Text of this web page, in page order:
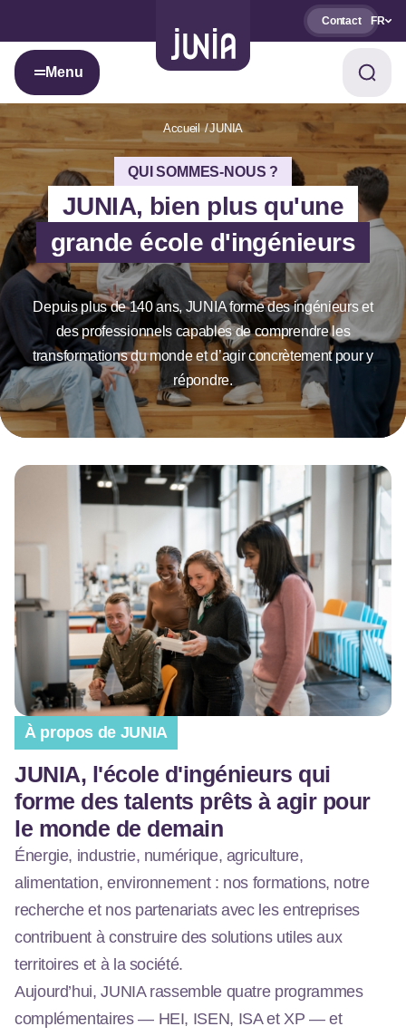
Contact FR
Menu
Accueil JUNIA
QUI SOMMES-NOUS ?
JUNIA, bien plus qu'une
grande école d'ingénieurs
Depuis plus de 140 ans, JUNIA forme des ingénieurs et
des professionnels capables de comprendre les
transformations du monde et d’agir concrètement pour y
répondre.
À propos de JUNIA
JUNIA, l'école d'ingénieurs qui
forme des talents prêts à agir pour
le monde de demain
Énergie, industrie, numérique, agriculture,
alimentation, environnement : nos formations, notre
recherche et nos partenariats avec les entreprises
contribuent à construire des solutions utiles aux
territoires et à la société.
Aujourd’hui, JUNIA rassemble quatre programmes
complémentaires — HEI, ISEN, ISA et XP — et